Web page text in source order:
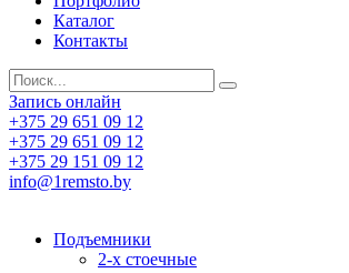
Каталог
Контакты
Запись онлайн
+375 29 651 09 12
+375 29 651 09 12
+375 29 151 09 12
info@1remsto.by
Подъемники
2-х стоечные